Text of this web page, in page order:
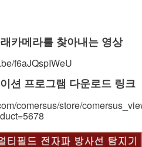
카메라를 찾아내는 영상
f6aJQspIWeU
션 프로그램 다운로드 링크
comersus/store/